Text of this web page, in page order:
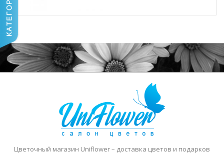
Цветочный магазин Uniflower– доставка цветов и подарков